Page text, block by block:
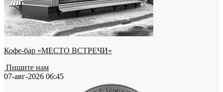
Кофе-бар «МЕСТО ВСТРЕЧИ»
Пишите нам
07-авг-2026 06:45